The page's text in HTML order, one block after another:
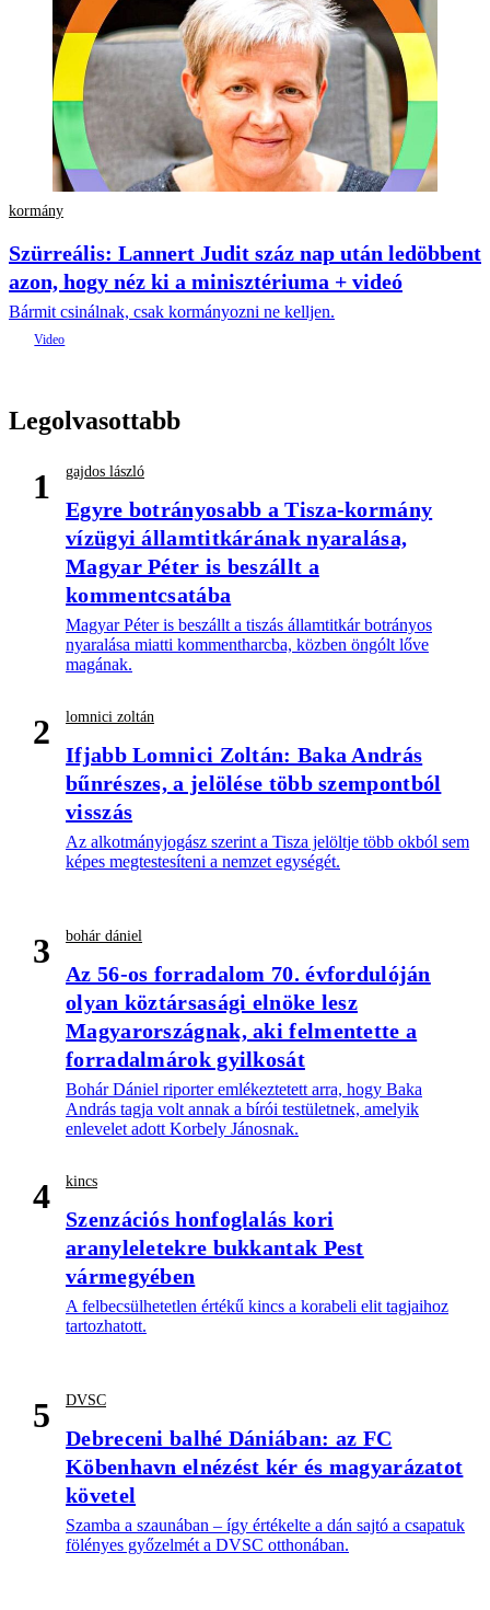
kormány
Szürreális: Lannert Judit száz nap után ledöbbent
azon, hogy néz ki a minisztériuma + videó
Bármit csinálnak, csak kormányozni ne kelljen.
Legolvasottabb
1 gajdos lászló
Egyre botrányosabb a Tisza-kormány
vízügyi államtitkárának nyaralása,
Magyar Péter is beszállt a
kommentcsatába
Magyar Péter is beszállt a tiszás államtitkár botrányos
nyaralása miatti kommentharcba, közben öngólt lőve
magának.
2 lomnici zoltán
Ifjabb Lomnici Zoltán: Baka András
bűnrészes, a jelölése több szempontból
visszás
Az alkotmányjogász szerint a Tisza jelöltje több okból sem
képes megtestesíteni a nemzet egységét.
3 bohár dániel
Az 56-os forradalom 70. évfordulóján
olyan köztársasági elnöke lesz
Magyarországnak, aki felmentette a
forradalmárok gyilkosát
Bohár Dániel riporter emlékeztetett arra, hogy Baka
András tagja volt annak a bírói testületnek, amelyik
enlevelet adott Korbely Jánosnak.
4 kincs
Szenzációs honfoglalás kori
aranyleletekre bukkantak Pest
vármegyében
A felbecsülhetetlen értékű kincs a korabeli elit tagjaihoz
tartozhatott.
5 DVSC
Debreceni balhé Dániában: az FC
Köbenhavn elnézést kér és magyarázatot
követel
Szamba a szaunában – így értékelte a dán sajtó a csapatuk
fölényes győzelmét a DVSC otthonában.